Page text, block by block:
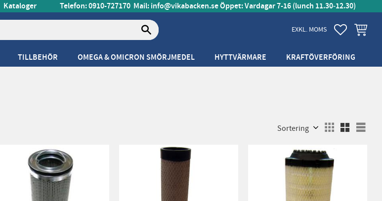
Kataloger Telefon: 0910-727170 Mail:info@vikabacken.seÖppet: Vardagar 7-16 (lunch 11.30‑12.30)
EXKL. MOMS FAVORITER
TILLBEHÖR OMEGA & OMICRON SMÖRJMEDEL HYTTVÄRMARE KRAFTÖVERFÖRING